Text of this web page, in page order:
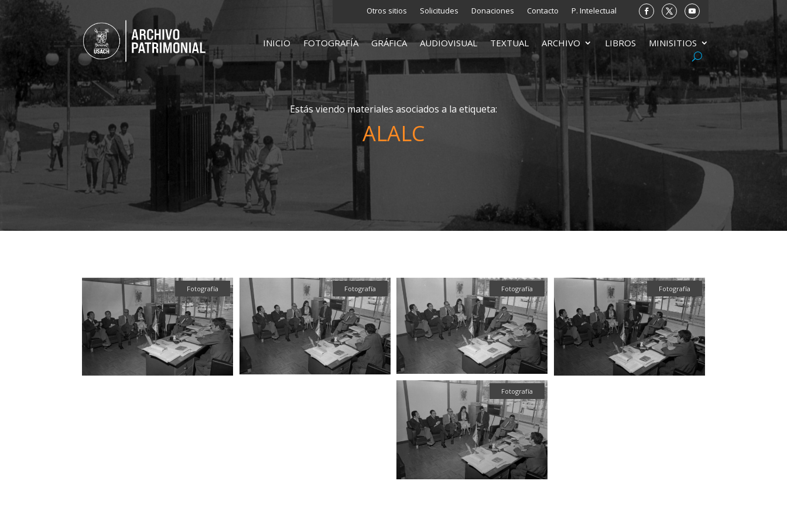
Otros sitios Solicitudes Donaciones Contacto P. Intelectual
INICIO FOTOGRAFÍA GRÁFICA AUDIOVISUAL TEXTUAL ARCHIVO LIBROS MINISITIOS
Estás viendo materiales asociados a la etiqueta:
ALALC
Fotografía Fotografía Fotografía Fotografía
Fotografía